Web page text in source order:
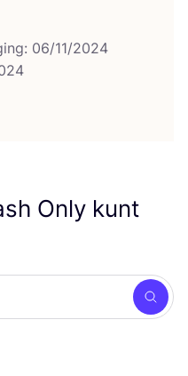
06/11/2024
Only kunt
Zoek